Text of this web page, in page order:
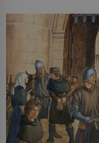
pře hned několik
Francie, kde se traduje,